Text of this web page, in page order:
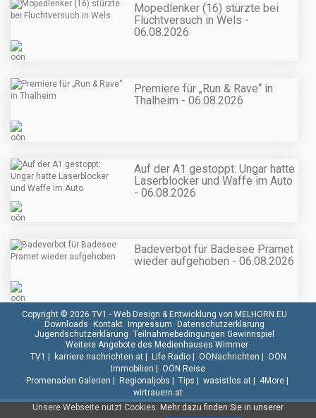
Mopedlenker (16) stürzte bei
Fluchtversuch in Wels -
06.08.2026
Premiere für „Run & Rave“ in
Thalheim - 06.08.2026
Auf der A1 gestoppt: Ungar hatte
Laserblocker und Waffe im Auto
- 06.08.2026
Badeverbot für Badesee Pramet
wieder aufgehoben - 06.08.2026
Unsere Webseite nutzt Cookies. Mehr dazu finden Sie in unserer
Copyright © 2026 TV1 - Web Design & Entwicklung von MELHORN.EU
Downloads
Kontakt Impressum
Datenschutzerklärung
Jugendschutzerklärung Teilnahmebedingungen Gewinnspiel
Weitere Angebote des Medienhauses Wimmer:
TV1
karriere.nachrichten.at| Life Radio| OÖNachrichten
OÖN
Immobilien
OÖN Reise
Promenaden Galerien
Regionaljobs Tips wasistlos.at| 4More|
wirtrauern.at